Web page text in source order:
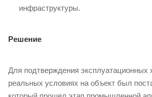
инфраструктуры.
Решение
Для подтверждения эксплуатационных
реальных условиях на объект был